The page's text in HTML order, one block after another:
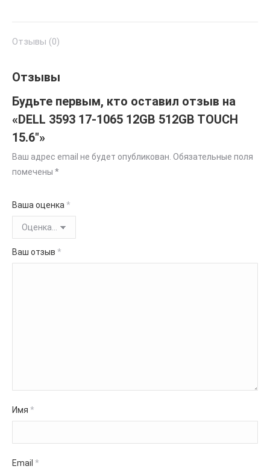
Отзывы (0)
Отзывы
Будьте первым, кто оставил отзыв на
«DELL 3593 17-1065 12GB 512GB TOUCH
15.6″»
Ваш адрес email не будет опубликован. Обязательные поля
помечены *
Ваша оценка *
Ваш отзыв *
Имя *
Email *